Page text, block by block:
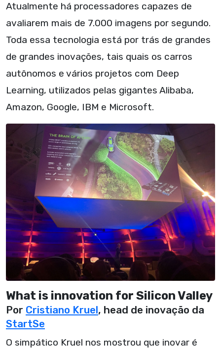
Atualmente há processadores capazes de
avaliarem mais de 7.000 imagens por segundo.
Toda essa tecnologia está por trás de grandes
de grandes inovações, tais quais os carros
autônomos e vários projetos com Deep
Learning, utilizados pelas gigantes Alibaba,
Amazon, Google, IBM e Microsoft.
What is innovation for Silicon Valley
Por Cristiano Kruel, head de inovação da
StartSe
O simpático Kruel nos mostrou que inovar é